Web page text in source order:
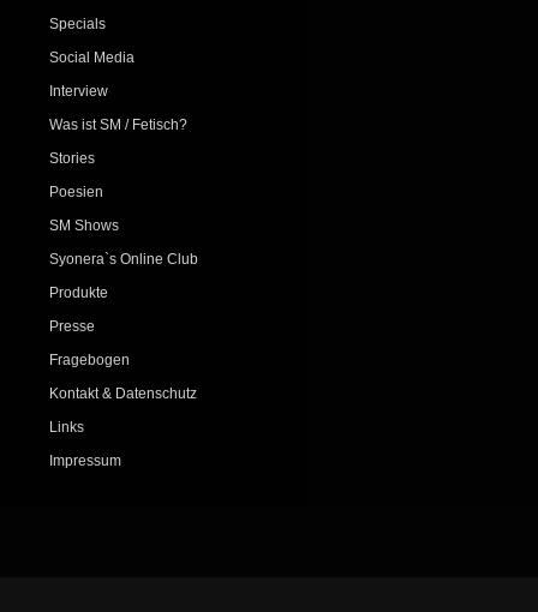
Specials
Social Media
Interview
Was ist SM / Fetisch?
Stories
Poesien
SM Shows
Syonera`s Online Club
Produkte
Presse
Fragebogen
Kontakt & Datenschutz
Links
Impressum